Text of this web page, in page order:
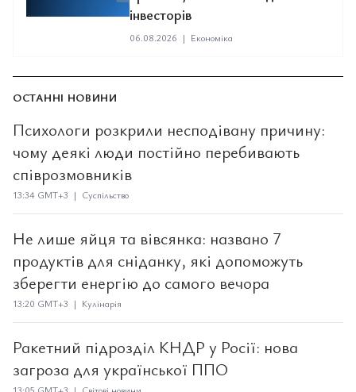
інвесторів
06.08.2026 | Економіка
ОСТАННІ НОВИНИ
Психологи розкрили несподівану причину:
чому деякі люди постійно перебивають
співрозмовників
13:34 GMT+3 | Суспільство
Не лише яйця та вівсянка: названо 7
продуктів для сніданку, які допоможуть
зберегти енергію до самого вечора
13:20 GMT+3 | Кулінарія
Ракетний підрозділ КНДР у Росії: нова
загроза для української ППО